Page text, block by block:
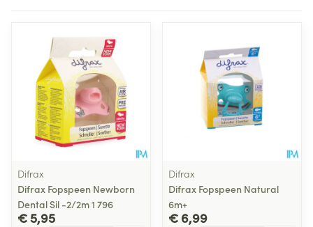
Difrax
Difrax Fopspeen Newborn
Dental Sil -2/2m 1 796
€ 5,95
Difrax
Difrax Fopspeen Natural
6m+
€ 6,99